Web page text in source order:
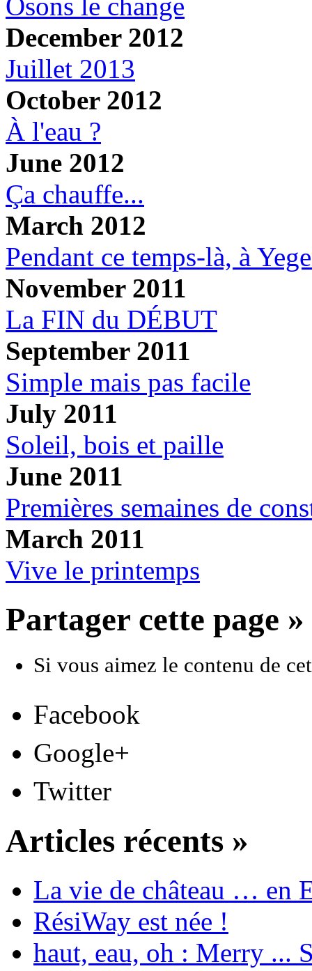
December 2012
Juillet 2013
October 2012
À l'eau ?
June 2012
Ça chauffe...
March 2012
Pendant ce temps-là, à
November 2011
La FIN du DÉBUT
September 2011
Simple mais pas facile
July 2011
Soleil, bois et paille
June 2011
Premières semaines de
March 2011
Vive le printemps
Partager cette page »
Si vous aimez le contenu de
Facebook
Google+
Twitter
Articles récents »
La vie de château … en
RésiWay est née !
haut, eau, oh : Merry ...